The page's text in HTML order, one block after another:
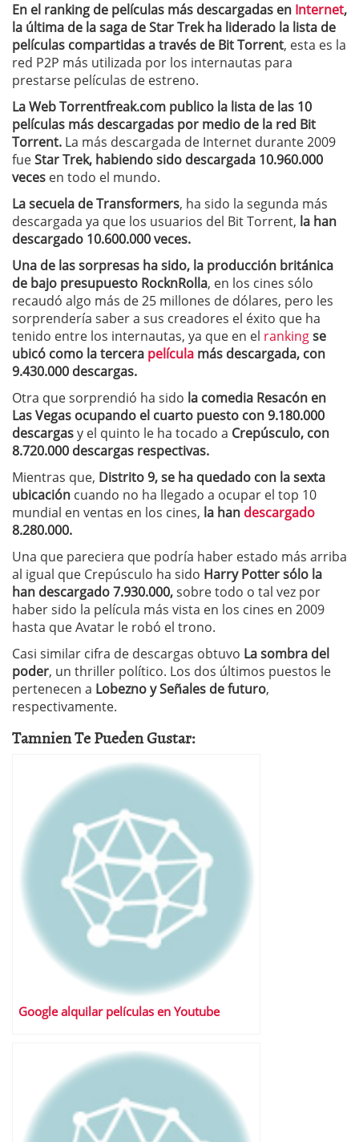
En el ranking de películas más descargadas en Internet,
la última de la saga de Star Trek ha liderado la lista de
películas compartidas a través de Bit Torrent, esta es la
red P2P más utilizada por los internautas para
prestarse películas de estreno.
La WebTorrentfreak.com publico la lista de las 10
películas más descargadas por medio de la red Bit
Torrent. La más descargada de Internet durante 2009
fueStar Trek, habiendo sido descargada 10.960.000
veces en todo el mundo.
La secuela de Transformers, ha sido la segunda más
descargada ya que los usuarios del Bit Torrent, la han
descargado 10.600.000 veces.
Una de las sorpresas ha sido, la producción británica
de bajo presupuesto RocknRolla, en los cines sólo
recaudó algo más de 25 millones de dólares, pero les
sorprendería saber a sus creadores el éxito que ha
tenido entre los internautas, ya que en el rankingse
ubicó como la tercera película más descargada, con
9.430.000 descargas.
Otra que sorprendió ha sido la comedia Resacón en
Las Vegas ocupando el cuarto puesto con 9.180.000
descargasy el quinto le ha tocado a Crepúsculo, con
8.720.000 descargas respectivas.
Mientras que, Distrito 9, se ha quedado con la sexta
ubicación cuando no ha llegado a ocupar el top 10
mundial en ventas en los cines, la han descargado
8.280.000.
Una que pareciera que podría haber estado más arriba
al igual que Crepúsculo ha sido Harry Potter sólo la
han descargado 7.930.000,sobre todo o tal vez por
haber sido la película más vista en los cines en 2009
hasta que Avatar le robó el trono.
Casi similar cifra de descargas obtuvo La sombra del
poder, un thriller político. Los dos últimos puestos le
pertenecen a Lobezno y Señales de futuro,
respectivamente.
Tamnien Te Pueden Gustar:
Google alquilar películas en Youtube